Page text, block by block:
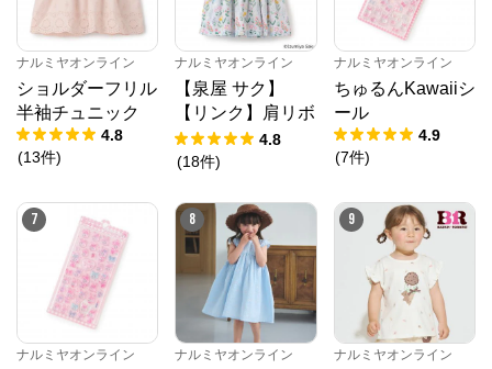
ナルミヤオンライン
ショルダーフリル
半袖チュニック
4.8
(13件)
ナルミヤオンライン
【泉屋 サク】
【リンク】肩リボ
ンフラワーキャッ
トワンピース
4.8
(18件)
ナルミヤオンライン
ちゅるんKawaiiシ
ール
4.9
(7件)
7
ナルミヤオンライン
8
ナルミヤオンライン
9
ナルミヤオンライン
公式ECサイト
※外部サイトが開きます
ナルミヤオンラインからのコメント